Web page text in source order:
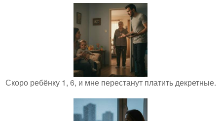
Скоро ребёнку 1, 6, и мне перестанут платить декретные.